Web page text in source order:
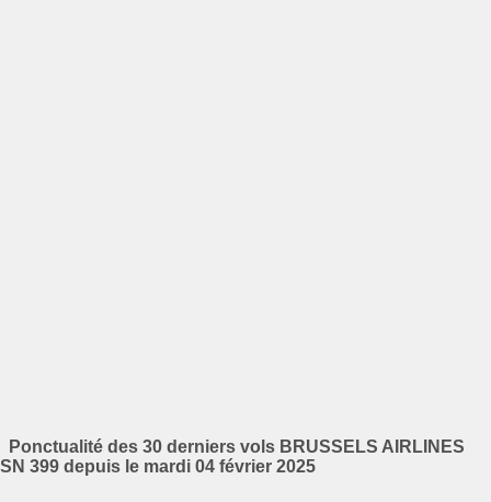
Ponctualité des 30 derniers vols BRUSSELS AIRLINES
SN 399 depuis le mardi 04 février 2025